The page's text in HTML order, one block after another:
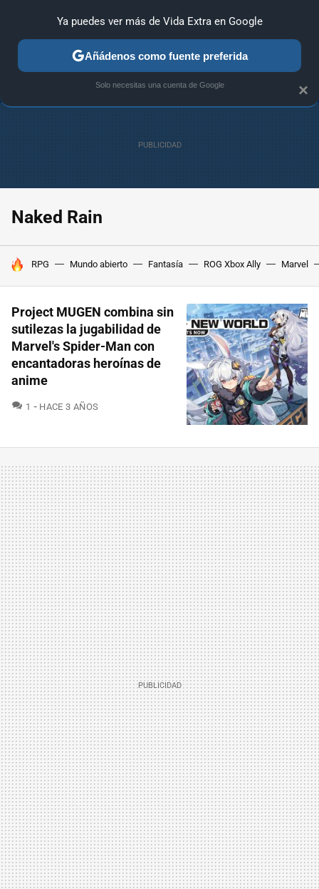
ANÁLISIS GUÍAS Y TRUCOS PC SONY NINTENDO
Naked Rain
HOY SE HABLA DE
RPG Mundo abierto Fantasía ROG Xbox Ally Marvel
Project MUGEN combina sin
sutilezas la jugabilidad de
Marvel's Spider-Man con
encantadoras heroínas de
anime
1 COMENTARIOS
HACE 3 AÑOS
×
Ya puedes ver más de Vida Extra en Google
Añádenos como fuente preferida
Solo necesitas una cuenta de Google